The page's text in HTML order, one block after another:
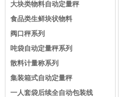
大块类物料自动定量秤
食品类生鲜块状物料
阀口秤系列
吨袋自动定量秤系列
散料计量称系列
集装箱式自动定量秤
一人套袋后续全自动包装线